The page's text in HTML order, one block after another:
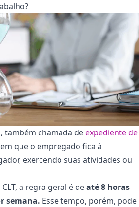
também chamada deexpediente de
que o empregado fica à
exercendo suas atividades ou
a regra geral é deaté 8 horas
semana. Esse tempo, porém, pode